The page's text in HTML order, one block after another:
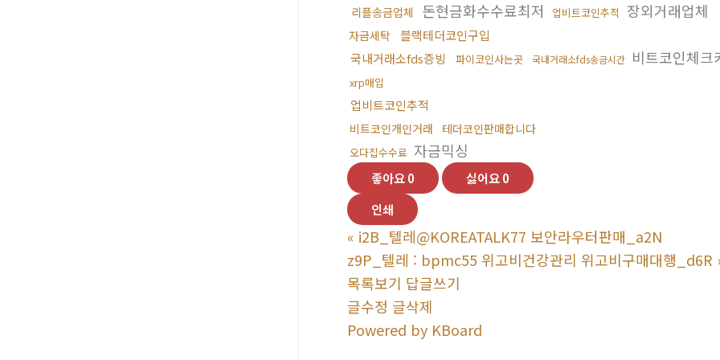
리플송금업체 돈현금화수수료최저 업비트코인추적 장외거래업체
자금세탁
블랙테더코인구입
국내거래소fds증빙
파이코인사는곳 국내거래소fds송금시간 비트코인체크
xrp매입
업비트코인추적
비트코인개인거래 테더코인판매합니다
오다집수수료 자금믹싱
좋아요0 싫어요0
인쇄
« i2B_텔레@KOREATALK77 보안라우터판매_a2N
z9P_텔레 : bpmc55 위고비건강관리 위고비구매대행_d6R
목록보기 답글쓰기
글수정 글삭제
Powered by KBoard